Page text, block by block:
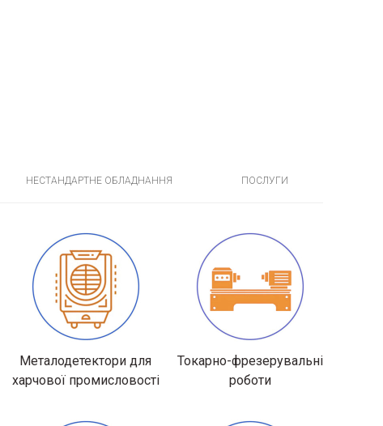
НЕСТАНДАРТНЕ ОБЛАДНАННЯ ПОСЛУГИ
Металодетектори для
харчової промисловості
Токарно-фрезерувальні
роботи